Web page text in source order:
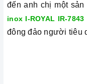
đến anh chị một
inox I-ROYAL IR-7843
đông đảo người tiêu